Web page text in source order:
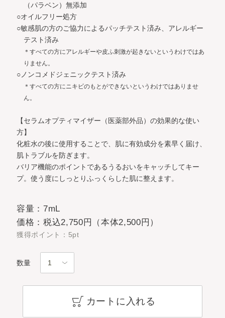
（パラベン）無添加
○オイルフリー処方
○敏感肌の方のご協力によるパッチテスト済み、アレルギー
テスト済み
＊すべての方にアレルギーや皮ふ刺激が起きないというわけではあ
りません。
○ノンコメドジェニックテスト済み
＊すべての方にニキビのもとができないというわけではありませ
ん。
【セラムオプティマイザー（医薬部外品）の効果的な使い
方】
化粧水の後に使用することで、肌に有効成分を素早く届け、
肌トラブルを防ぎます。
バリア機能のポイントであるうるおいをキャッチしてキー
プ。使う度にしっとりふっくらした肌に整えます。
容量：7mL
価格：税込2,750円（本体2,500円）
獲得ポイント：5pt
数量
カートに入れる